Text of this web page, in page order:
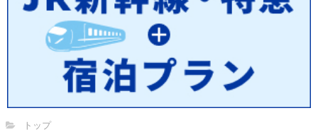
トップ